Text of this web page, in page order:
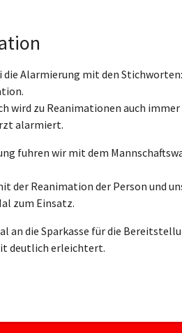
die Alarmierung mit den Stichworten:
wird zu Reanimationen auch immer
alarmiert.
fuhren wir mit dem
der Reanimation der Person und
zum Einsatz.
an die Sparkasse für die
deutlich erleichtert.